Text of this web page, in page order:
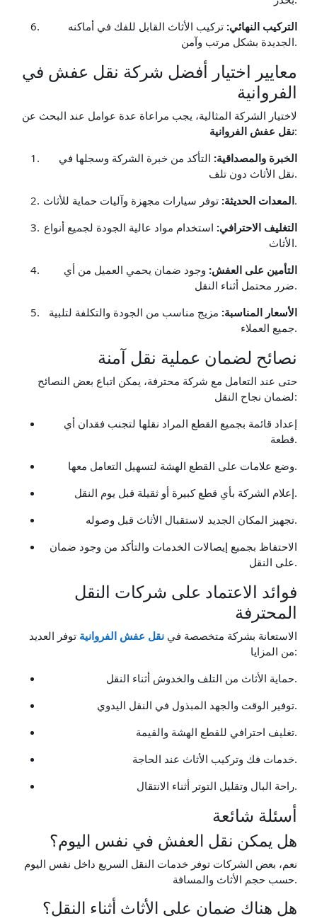
التركيب النهائي: تركيب الأثاث القابل للفك في أماكنه
الجديدة بشكل مرتب وآمن.
معايير اختيار أفضل شركة نقل عفش في
الفروانية
لاختيار الشركة المثالية، يجب مراعاة عدة عوامل عند البحث عن
نقل عفش الفروانية:
الخبرة والمصداقية: التأكد من خبرة الشركة وسجلها في
نقل الأثاث دون تلف.
المعدات الحديثة:توفر سيارات مجهزة وآليات حماية للأثاث.
التغليف الاحترافي: استخدام مواد عالية الجودة لجميع أنواع
الأثاث.
التأمين على العفش: وجود ضمان يحمي العميل من أي
ضرر محتمل أثناء النقل.
الأسعار المناسبة: مزيج مناسب من الجودة والتكلفة لتلبية
جميع العملاء.
نصائح لضمان عملية نقل آمنة
حتى عند التعامل مع شركة محترفة، يمكن اتباع بعض النصائح
لضمان نجاح النقل:
إعداد قائمة بجميع القطع المراد نقلها لتجنب فقدان أي
قطعة.
وضع علامات على القطع الهشة لتسهيل التعامل معها.
إعلام الشركة بأي قطع كبيرة أو ثقيلة قبل يوم النقل.
تجهيز المكان الجديد لاستقبال الأثاث قبل وصوله.
الاحتفاظ بجميع إيصالات الخدمات والتأكد من وجود ضمان
على النقل.
فوائد الاعتماد على شركات النقل
المحترفة
الاستعانة بشركة متخصصة في نقل عفش الفروانية توفر العديد
من المزايا:
حماية الأثاث من التلف والخدوش أثناء النقل.
توفير الوقت والجهد المبذول في النقل اليدوي.
تغليف احترافي للقطع الهشة والقيمة.
خدمات فك وتركيب الأثاث عند الحاجة.
راحة البال وتقليل التوتر أثناء الانتقال.
أسئلة شائعة
هل يمكن نقل العفش في نفس اليوم؟
نعم، بعض الشركات توفر خدمات النقل السريع داخل نفس اليوم
حسب حجم الأثاث والمسافة.
هل هناك ضمان على الأثاث أثناء النقل؟